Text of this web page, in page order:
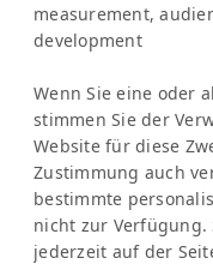
Support
RECHTLICHES
Impressum
KI & Transparenz
NEWSLETTER
Bleib informiert über
measurement,
development
Wenn Sie eine oder
stimmen Sie der
Website für diese
Zustimmung auch
bestimmte
nicht zur Verfügung.
jederzeit auf der